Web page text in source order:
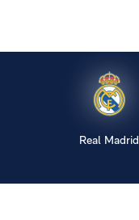
Real Madrid